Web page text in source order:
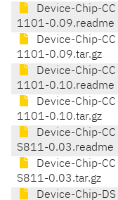
Device-Chip-CC
1101-0.09.readme
Device-Chip-CC
1101-0.09.tar.gz
Device-Chip-CC
1101-0.10.readme
Device-Chip-CC
1101-0.10.tar.gz
Device-Chip-CC
S811-0.03.readme
Device-Chip-CC
S811-0.03.tar.gz
Device-Chip-DS